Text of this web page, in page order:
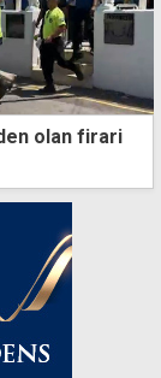
olan firari